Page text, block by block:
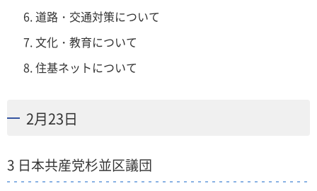
道路・交通対策について
文化・教育について
住基ネットについて
2月23日
3 日本共産党杉並区議団